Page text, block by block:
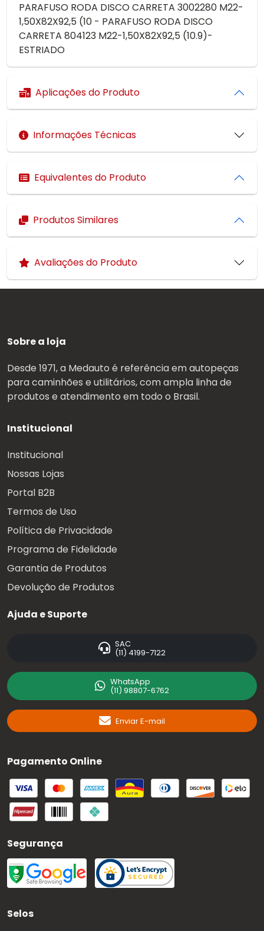
PARAFUSO RODA DISCO CARRETA 3002280 M22-
1,50X82X92,5 (10 - PARAFUSO RODA DISCO
CARRETA 804123 M22-1,50X82X92,5 (10.9)-
ESTRIADO
Aplicações do Produto
Informações Técnicas
Equivalentes do Produto
Produtos Similares
Avaliações do Produto
Sobre a loja
Desde 1971, a Medauto é referência em autopeças
para caminhões e utilitários, com ampla linha de
produtos e atendimento em todo o Brasil.
Institucional
Institucional
Nossas Lojas
Portal B2B
Termos de Uso
Política de Privacidade
Programa de Fidelidade
Garantia de Produtos
Devolução de Produtos
Ajuda e Suporte
SAC
(11) 4199-7122
WhatsApp
(11) 98807-6762
Enviar E-mail
Pagamento Online
Segurança
Selos